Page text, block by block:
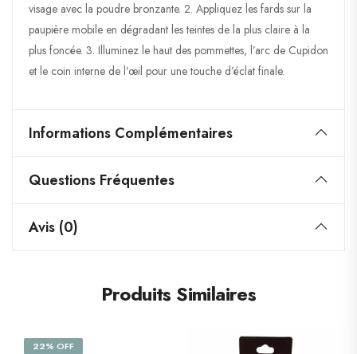
visage avec la poudre bronzante. 2. Appliquez les fards sur la
paupière mobile en dégradant les teintes de la plus claire à la
plus foncée. 3. Illuminez le haut des pommettes, l’arc de Cupidon
et le coin interne de l’œil pour une touche d’éclat finale.
Informations Complémentaires
Questions Fréquentes
Avis (0)
Produits Similaires
22% OFF